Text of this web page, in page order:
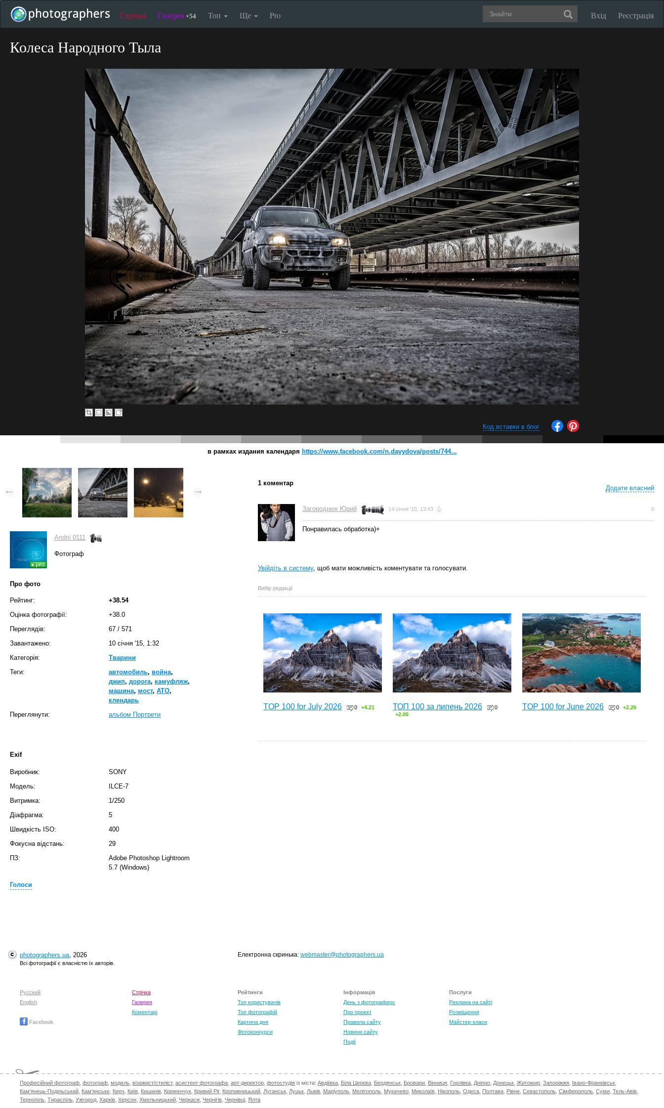
Стрічка Галерея +54 Топ Ще Pro Вхід Реєстрація
Колеса Народного Тыла
Код вставки в блог
в рамках издания календаря https://www.facebook.com/n.davydova/posts/744...
Andrii 0111
Фотограф
Про фото
Рейтинг:
+38.54
Оцінка фотографії:
+38.0
Переглядів:
67 / 571
Завантажено:
10 січня '15, 1:32
Категорія:
Тварини
Теги:
автомобиль, война,
джип, дорога, камуфляж,
машина, мост, АТО,
клендарь
Переглянути:
альбом Портрети
Exif
Виробник:
SONY
Модель:
ILCE-7
Витримка:
1/250
Діафрагма:
5
Швидкість ISO:
400
Фокусна відстань:
29
ПЗ:
Adobe Photoshop Lightroom
5.7 (Windows)
Голоси
1 коментар
Додати власний
Загороднюк Юрий 14 січня '15, 13:43 0
Понравилась обработка)+
Увійдіть в систему, щоб мати можливість коментувати та голосувати.
Вибір редакції
TOP 100 for July 2026 0 +4.21 ТОП 100 за липень 2026
0
+2.06
TOP 100 for June 2026 0 +2.26
TOP 100 for May 2026 0 +6.59
photographers.ua, 2026
Всі фотографії є власністю їх авторів.
Електронна скринька: webmaster@photographers.ua
Русский
English
Facebook
Стрічка
Галерея
Коментарі
Рейтинги
Топ користувачів
Топ фотографій
Картина дня
Фотоконкурси
Інформація
День з фотограферс
Про проект
Правила сайту
Новини сайту
Події
Послуги
Реклама на сайті
Розміщення
Майстер-класи
Професійний фотограф фотограф модель візажист/стиліст, асистент фотографа арт-директор фотостудія із міста: Авдіївка Біла Церква Бердянськ Бровари Вінниця Горлівка Дніпро Донецьк Житомир Запоріжжя Івано-Франківськ
Кам'янець-Подільський Кам'янське Керч Київ Кишинів Кременчук Кривий Ріг, Кропивницький Луганськ Луцьк Львів Маріуполь Мелітополь Мукачево Миколаїв Нікополь Одеса Полтава Рівне Севастополь Сімферополь Суми Тель-Авів
Тернопіль Тираспіль Ужгород Харків Херсон Хмельницький Черкаси Чернігів Чернівці Ялта